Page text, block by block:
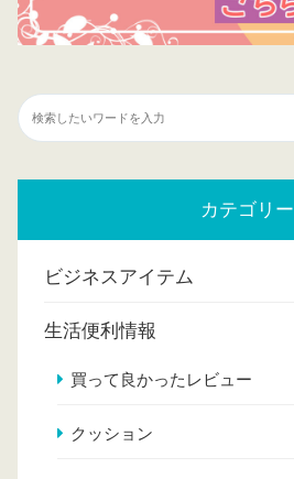
カテゴリー
ビジネスアイテム
生活便利情報
買って良かったレビュー
クッション